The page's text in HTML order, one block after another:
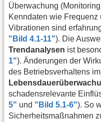
Überwachung
Kenndaten wie
Vibrationen sind
"Bild 4.1-11"). Die
Trendanalysen ist
1"). Änderungen der
des Betriebsverhaltens
schadensrelevante
5" und "Bild 5.1-6"). So
Sicherheitsmaßnahmen